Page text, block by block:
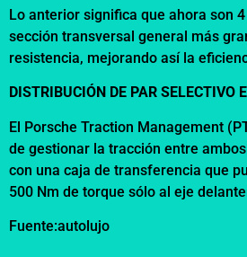
Lo anterior significa que ahora son
sección transversal general más
resistencia, mejorando así la
DISTRIBUCIÓN DE PAR SELECTIVO
El Porsche Traction Management
de gestionar la tracción entre
con una caja de transferencia que
500 Nm de torque sólo al eje
Fuente:autolujo